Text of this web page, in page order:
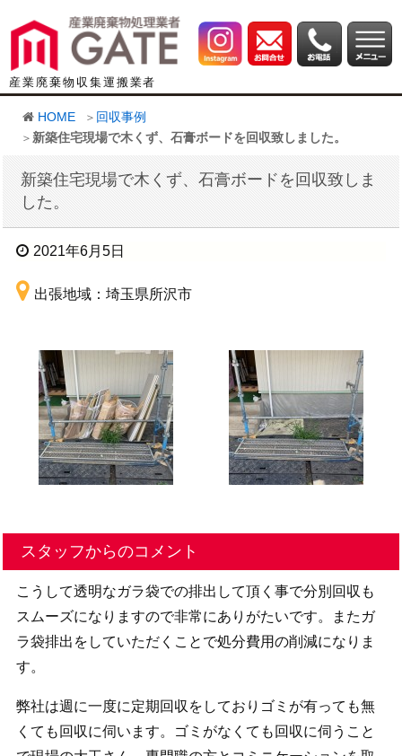
産業廃棄物収集運搬業者
HOME
回収事例
新築住宅現場で木くず、石膏ボードを回収致しました。
新築住宅現場で木くず、石膏ボードを回収致しま
した。
2021年6月5日
出張地域：埼玉県所沢市
スタッフからのコメント
こうして透明なガラ袋での排出して頂く事で分別回収も
スムーズになりますので非常にありがたいです。またガ
ラ袋排出をしていただくことで処分費用の削減になりま
す。
弊社は週に一度に定期回収をしておりゴミが有っても無
くても回収に伺います。ゴミがなくても回収に伺うこと